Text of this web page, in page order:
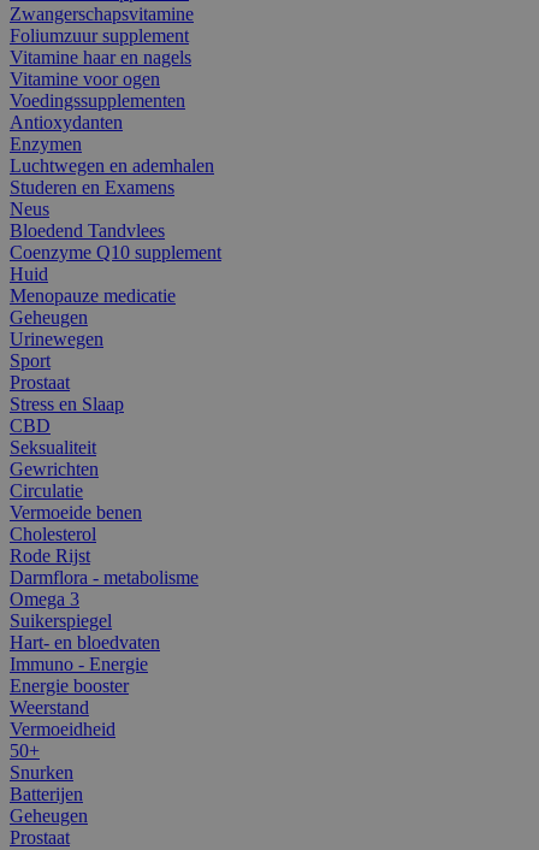
Zwangerschapsvitamine
Foliumzuur supplement
Vitamine haar en nagels
Vitamine voor ogen
Voedingssupplementen
Antioxydanten
Enzymen
Luchtwegen en ademhalen
Studeren en Examens
Neus
Bloedend Tandvlees
Coenzyme Q10 supplement
Huid
Menopauze medicatie
Geheugen
Urinewegen
Sport
Prostaat
Stress en Slaap
CBD
Seksualiteit
Gewrichten
Circulatie
Vermoeide benen
Cholesterol
Rode Rijst
Darmflora - metabolisme
Omega 3
Suikerspiegel
Hart- en bloedvaten
Immuno - Energie
Energie booster
Weerstand
Vermoeidheid
50+
Snurken
Batterijen
Geheugen
Prostaat